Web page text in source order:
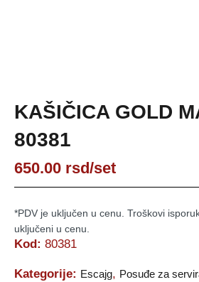
KAŠIČICA GOLD
80381
650.00 rsd/set
*PDV je uključen u cenu. Troškovi
uključeni u cenu.
Kod: 80381
Kategorije: Escajg, Posuđe za